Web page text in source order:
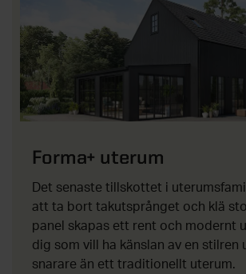
Forma+ uterum
Det senaste tillskottet i
att ta bort takutsprånget och klä
panel skapas ett rent och modernt
dig som vill ha känslan av en stilren
snarare än ett traditionellt uterum.